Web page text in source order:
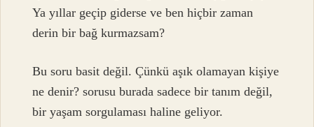
Ya yıllar geçip giderse ve ben hiçbir zaman
derin bir bağ kurmazsam?
Bu soru basit değil. Çünkü aşık olamayan kişiye
ne denir? sorusu burada sadece bir tanım değil,
bir yaşam sorgulaması haline geliyor.